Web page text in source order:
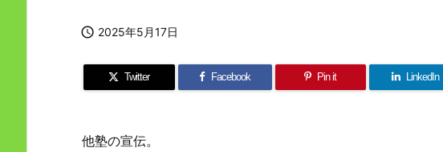
 2025年5月17日
Twitter Facebook Pin it LinkedIn
他塾の宣伝。